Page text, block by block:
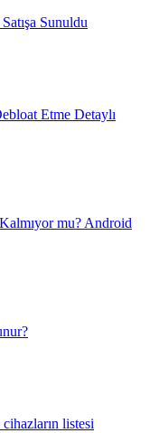
Sunuldu
Etme Detaylı
mu? Android
listesi